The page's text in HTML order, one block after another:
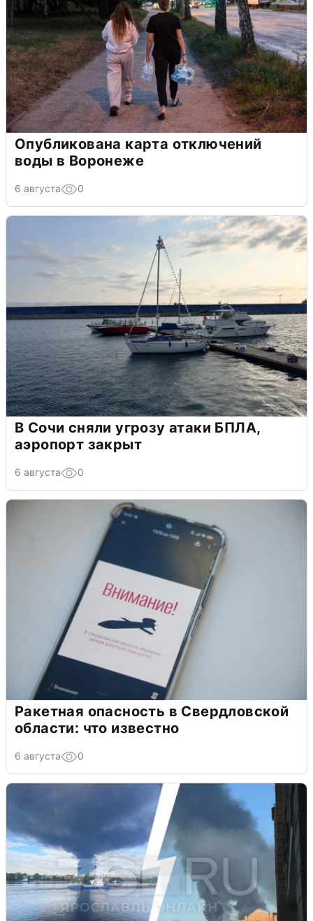
Опубликована карта отключений
воды в Воронеже
6 августа 0
В Сочи сняли угрозу атаки БПЛА,
аэропорт закрыт
6 августа 0
Ракетная опасность в Свердловской
области: что известно
6 августа 0